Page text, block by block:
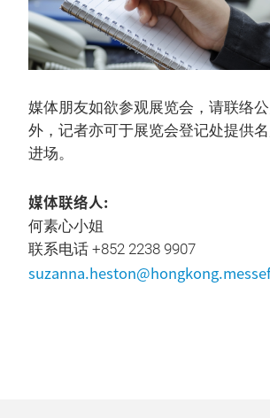
媒体朋友如欲参观展览会，请联络
外，记者亦可于展览会登记处提供
进场。
媒体联络人:
何素心小姐
联系电话 +852 2238 9907